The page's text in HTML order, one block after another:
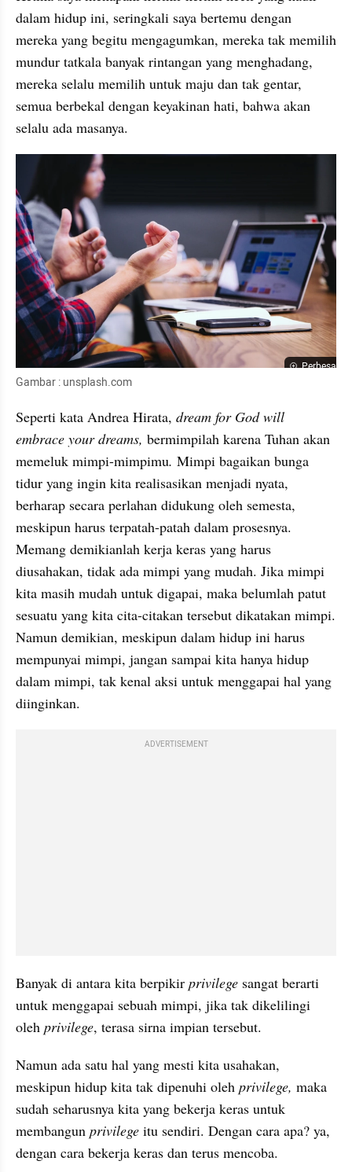
dalam hidup ini, seringkali saya bertemu dengan
mereka yang begitu mengagumkan, mereka tak memilih
mundur tatkala banyak rintangan yang menghadang,
mereka selalu memilih untuk maju dan tak gentar,
semua berbekal dengan keyakinan hati, bahwa akan
selalu ada masanya.
Perbesar
Gambar : unsplash.com
Seperti kata Andrea Hirata, dream for God will
embrace your dreams, bermimpilah karena Tuhan akan
memeluk mimpi-mimpimu. Mimpi bagaikan bunga
tidur yang ingin kita realisasikan menjadi nyata,
berharap secara perlahan didukung oleh semesta,
meskipun harus terpatah-patah dalam prosesnya.
Memang demikianlah kerja keras yang harus
diusahakan, tidak ada mimpi yang mudah. Jika mimpi
kita masih mudah untuk digapai, maka belumlah patut
sesuatu yang kita cita-citakan tersebut dikatakan mimpi.
Namun demikian, meskipun dalam hidup ini harus
mempunyai mimpi, jangan sampai kita hanya hidup
dalam mimpi, tak kenal aksi untuk menggapai hal yang
diinginkan.
ADVERTISEMENT
Banyak di antara kita berpikir privilege sangat berarti
untuk menggapai sebuah mimpi, jika tak dikelilingi
oleh privilege, terasa sirna impian tersebut.
Namun ada satu hal yang mesti kita usahakan,
meskipun hidup kita tak dipenuhi oleh privilege, maka
sudah seharusnya kita yang bekerja keras untuk
membangun privilege itu sendiri. Dengan cara apa? ya,
dengan cara bekerja keras dan terus mencoba.